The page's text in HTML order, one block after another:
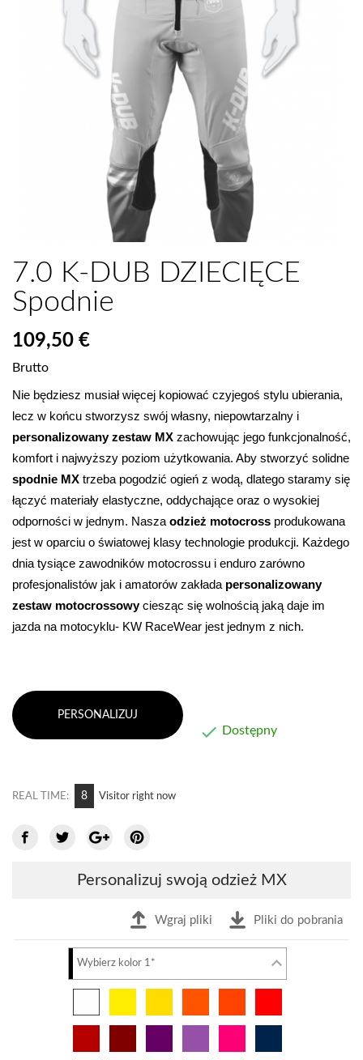
7.0 K-DUB DZIECIĘCE
Spodnie
109,50 €
Brutto
Nie będziesz musiał więcej kopiować czyjegoś stylu ubierania,
personalizowany zestaw MX zachowując jego funkcjonalność,
komfort i najwyższy poziom użytkowania
spodnie MX trzeba pogodzić ogień z wodą, dlatego staramy się
łączyć materiały elastyczne, oddychające oraz o wysokiej
odporności w jednym. Nasza odzież motocross produkowana
jest w oparciu o światowej klasy technologie produkcji. Każdego
dnia tysiące zawodników motocrossu i enduro zarówno
profesjonalistów jak i amatorów zakłada personalizowany
zestaw motocrossowy ciesząc się wolnością jaką daje im
jazda na motocyklu- KW RaceWear jest jednym z nich.
PERSONALIZUJ
 Dostępny
REAL TIME: 11 Visitor right now
Personalizuj swoją odzież MX
Wgraj pliki Pliki do pobrania
Wybierz kolor 1*